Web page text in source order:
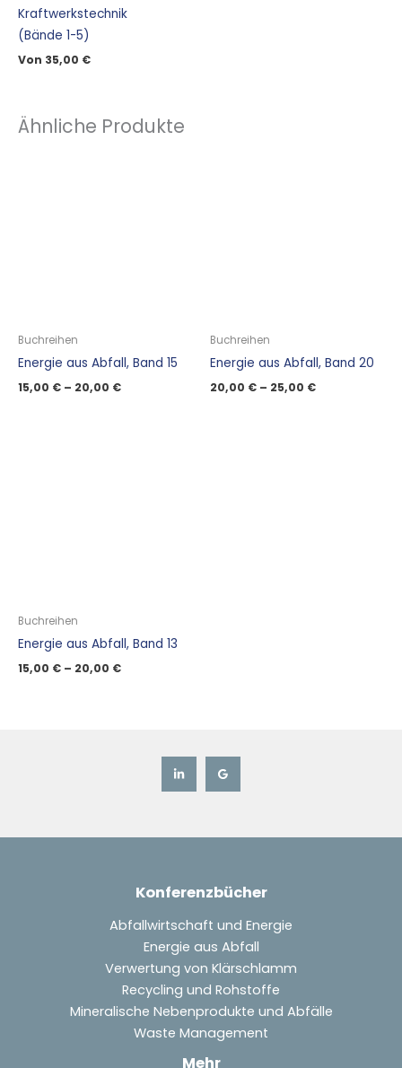
Kraftwerkstechnik
(Bände 1-5)
Von 35,00 €
Ähnliche Produkte
Buchreihen
Energie aus Abfall, Band 15
15,00 € – 20,00 €
Buchreihen
Energie aus Abfall, Band 20
20,00 € – 25,00 €
Buchreihen
Energie aus Abfall, Band 13
15,00 € – 20,00 €
Konferenzbücher
Abfallwirtschaft und Energie
Energie aus Abfall
Verwertung von Klärschlamm
Recycling und Rohstoffe
Mineralische Nebenprodukte und Abfälle
Waste Management
Mehr